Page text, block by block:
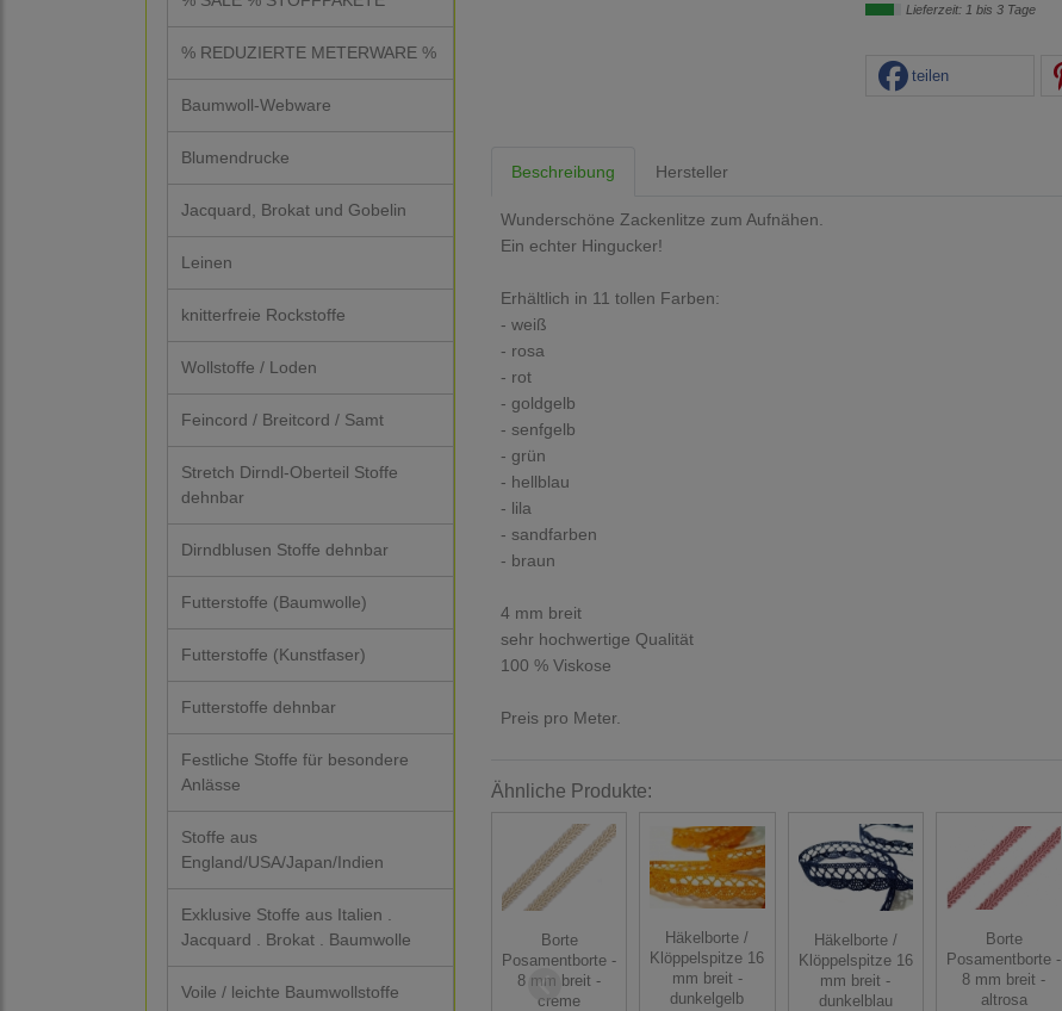
% REDUZIERTE METERWARE %
Baumwoll-Webware
Blumendrucke
Jacquard, Brokat und Gobelin
Leinen
knitterfreie Rockstoffe
Wollstoffe / Loden
Feincord / Breitcord / Samt
Stretch Dirndl-Oberteil Stoffe
dehnbar
Dirndblusen Stoffe dehnbar
Futterstoffe (Baumwolle)
Futterstoffe (Kunstfaser)
Futterstoffe dehnbar
Festliche Stoffe für besondere
Anlässe
Stoffe aus
England/USA/Japan/Indien
Exklusive Stoffe aus Italien .
Jacquard . Brokat . Baumwolle
Voile / leichte Baumwollstoffe
Lieferzeit: 1 bis 3 Tage
teilen
Beschreibung Hersteller
Wunderschöne Zackenlitze zum Aufnähen.
Ein echter Hingucker!
Erhältlich in 11 tollen Farben:
- weiß
- rosa
- rot
- goldgelb
- senfgelb
- grün
- hellblau
- lila
- sandfarben
- braun
4 mm breit
sehr hochwertige Qualität
100 % Viskose
Preis pro Meter.
Ähnliche Produkte:
Borte
Posamentborte -
8 mm breit -
creme
Häkelborte /
Klöppelspitze 16
mm breit -
dunkelgelb
Häkelborte /
Klöppelspitze 16
mm breit -
dunkelblau
Borte
Posamentborte -
8 mm breit -
altrosa